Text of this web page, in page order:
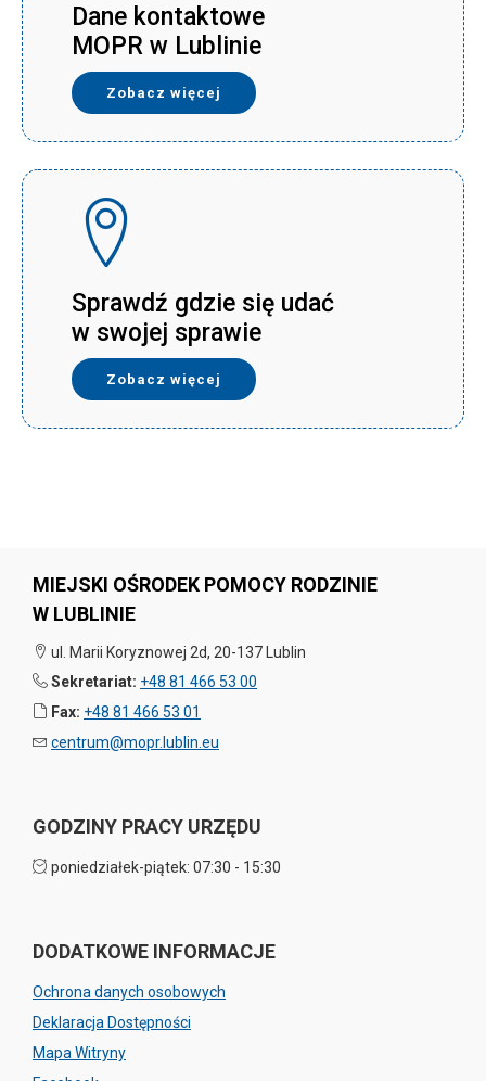
Dane kontaktowe
MOPR w Lublinie
Zobacz więcej
Sprawdź gdzie się udać
w swojej sprawie
Zobacz więcej
MIEJSKI OŚRODEK POMOCY RODZINIE
W LUBLINIE
ul. Marii Koryznowej 2d, 20-137 Lublin
Sekretariat: +48 81 466 53 00
Fax: +48 81 466 53 01
centrum@mopr.lublin.eu
GODZINY PRACY URZĘDU
poniedziałek-piątek: 07:30 - 15:30
DODATKOWE INFORMACJE
Ochrona danych osobowych
Deklaracja Dostępności
Mapa Witryny